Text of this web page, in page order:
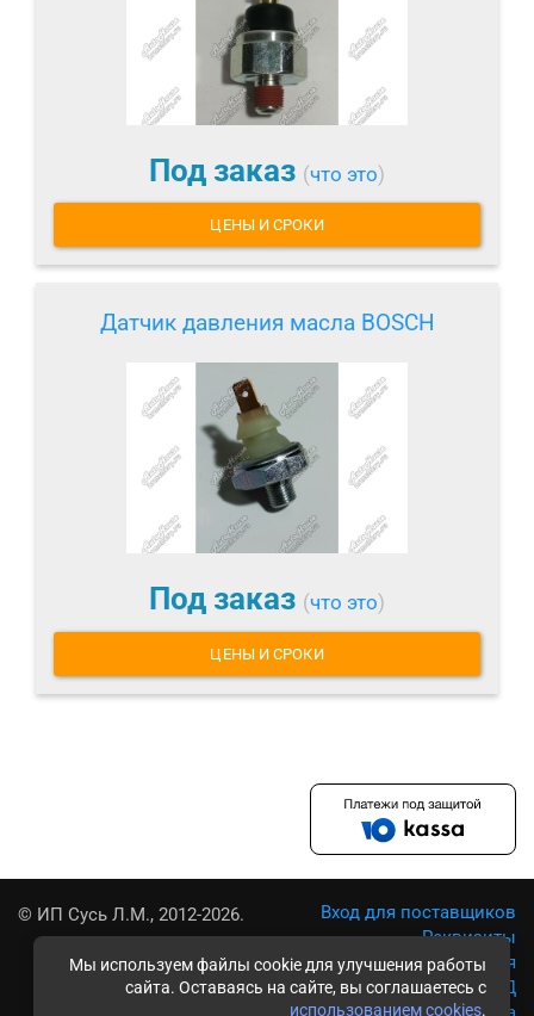
Мы используем файлы cookie для улучшения работы
сайта. Оставаясь на сайте, вы соглашаетесь с
использованием cookies.
Под заказ (что это)
ЦЕНЫ И СРОКИ
Датчик давления масла BOSCH
Под заказ (что это)
ЦЕНЫ И СРОКИ
© ИП Сусь Л.М., 2012-2026.
Вход для поставщиков
Реквизиты
Условия использования
Политика обработки ПД